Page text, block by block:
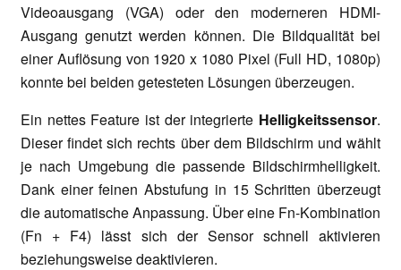
Videoausgang (VGA) oder den moderneren HDMI-
Ausgang genutzt werden können. Die Bildqualität bei
einer Auflösung von 1920 x 1080 Pixel (Full HD, 1080p)
konnte bei beiden getesteten Lösungen überzeugen.
Ein nettes Feature ist der integrierte Helligkeitssensor.
Dieser findet sich rechts über dem Bildschirm und wählt
je nach Umgebung die passende Bildschirmhelligkeit.
Dank einer feinen Abstufung in 15 Schritten überzeugt
die automatische Anpassung. Über eine Fn-Kombination
(Fn + F4) lässt sich der Sensor schnell aktivieren
beziehungsweise deaktivieren.